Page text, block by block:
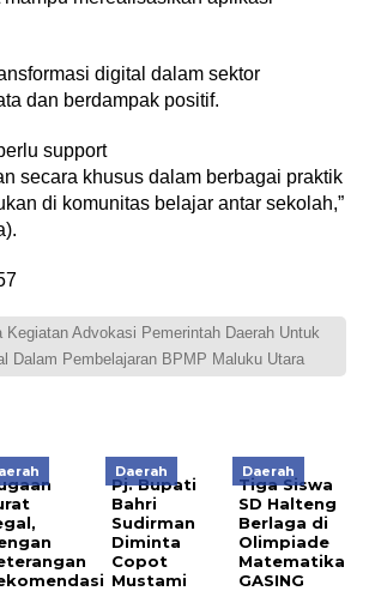
digital dalam sektor
dan berdampak positif.
support
secara khusus dalam berbagai praktik
di komunitas belajar antar sekolah,”
Kegiatan Advokasi Pemerintah Daerah Untuk
Dalam Pembelajaran BPMP Maluku Utara
Daerah
Pj. Bupati
Bahri
Sudirman
Diminta
Copot
Mustami
Daerah
Tiga Siswa
SD Halteng
Berlaga di
Olimpiade
Matematika
GASING